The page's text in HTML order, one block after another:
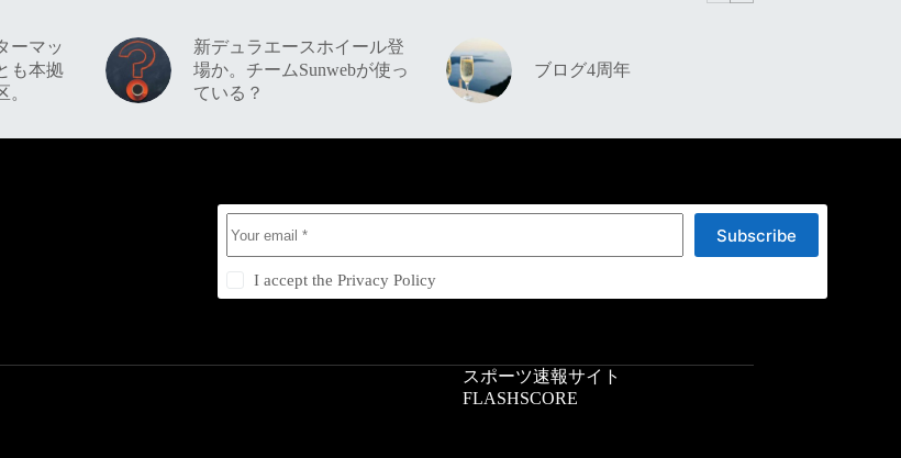
ーマッ
も本拠
新デュラエースホイール登
場か。チームSunwebが使っ
ている？
ブログ4周年
Subscribe
I accept thePrivacy Policy
スポーツ速報サイト
FLASHSCORE